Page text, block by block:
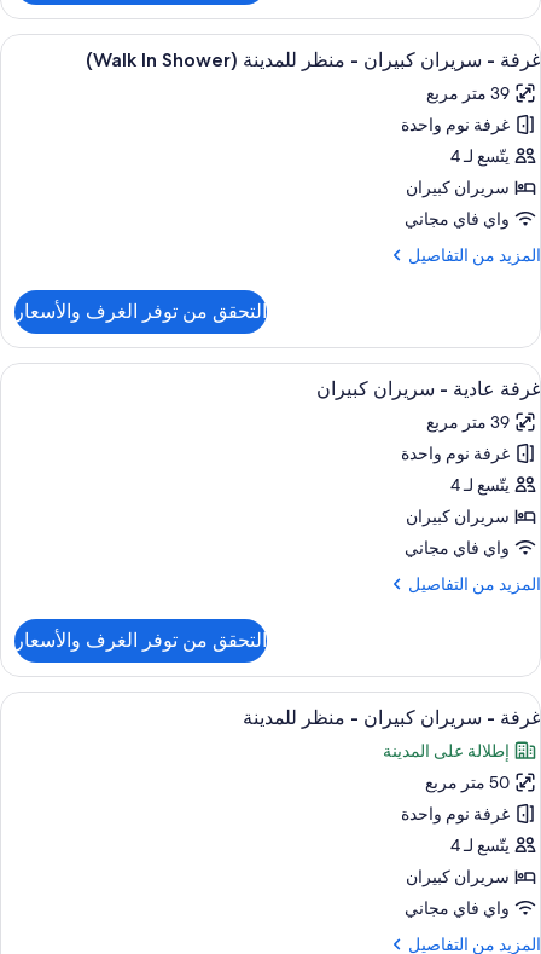
غرفة
عادية
-
سريران
كبيران
(Walk
In
Shower)
استعراض
جميع
صور
غرفة
-
سريران
كبيران
-
منظر
In
Shower)
9
غرفة - سريران كبيران - منظر للمدينة (Walk In Shower)
39 متر مربع
غرفة نوم واحدة
يتّسع لـ 4
سريران كبيران
واي فاي مجاني
المزيد من التفاصيل
المزيد
غرفة
سريران
كبيران
منظر
للمدينة
(Walk
In
Shower)
التحقق من توفر الغرف والأسعار
استعراض
جميع
صور
غرفة
عادية
-
سريران
كبيران
9
غرفة عادية - سريران كبيران
39 متر مربع
غرفة نوم واحدة
يتّسع لـ 4
سريران كبيران
واي فاي مجاني
المزيد من التفاصيل
المزيد
غرفة
عادية
-
سريران
كبيران
التحقق من توفر الغرف والأسعار
استعراض
جميع
صور
غرفة
-
سريران
كبيران
-
منظر
8
غرفة - سريران كبيران - منظر للمدينة
إطلالة على المدينة
50 متر مربع
غرفة نوم واحدة
يتّسع لـ 4
سريران كبيران
واي فاي مجاني
المزيد من التفاصيل
المزيد